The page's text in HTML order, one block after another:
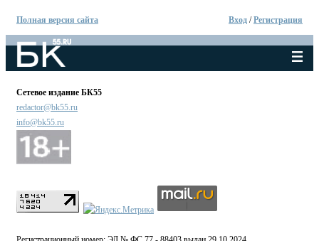
Полная версия сайта Вход /Регистрация
Сетевое издание БК55
redactor@bk55.ru
info@bk55.ru